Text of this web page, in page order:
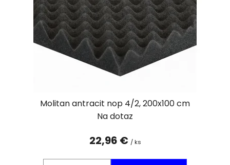
Molitan antracit nop 4/2, 200x100 cm
Na dotaz
22,96 € / ks